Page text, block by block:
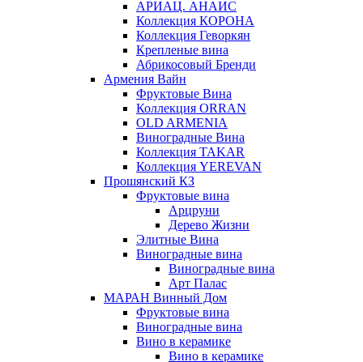
АРИАЦ. АНАИС
Коллекция КОРОНА
Коллекция Геворкян
Крепленые вина
Абрикосовый Бренди
Армения Вайн
Фруктовые Вина
Коллекция ORRAN
OLD ARMENIA
Виноградные Вина
Коллекция TAKAR
Коллекция YEREVAN
Прошянский КЗ
Фруктовые вина
Арцруни
Дерево Жизни
Элитные Вина
Виноградные вина
Виноградные вина
Арт Палас
МАРАН Винный Дом
Фруктовые вина
Виноградные вина
Вино в керамике
Вино в керамике